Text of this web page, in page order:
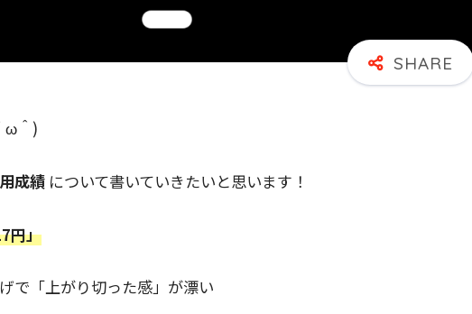
ω＾)
成績 について書いていきたいと思います！
円」
で「上がり切った感」が漂い